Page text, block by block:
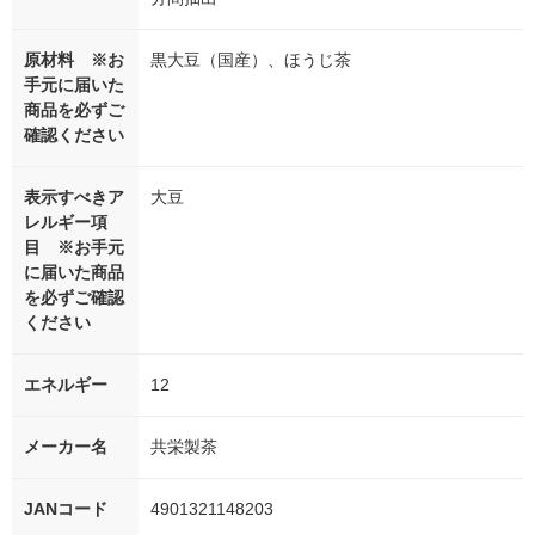
原材料 ※お
手元に届いた
商品を必ずご
確認ください
黒大豆（国産）、ほうじ茶
表示すべきア
レルギー項
目 ※お手元
に届いた商品
を必ずご確認
ください
大豆
エネルギー 12
メーカー名 共栄製茶
JANコード 4901321148203